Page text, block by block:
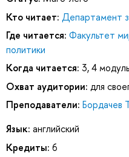
Кто читает: Департамент
Где читается: Факультет
политики
Когда читается: 3, 4 модуль
Охват аудитории: для
Преподаватели: Бордачев
Язык: английский
Кредиты: 6